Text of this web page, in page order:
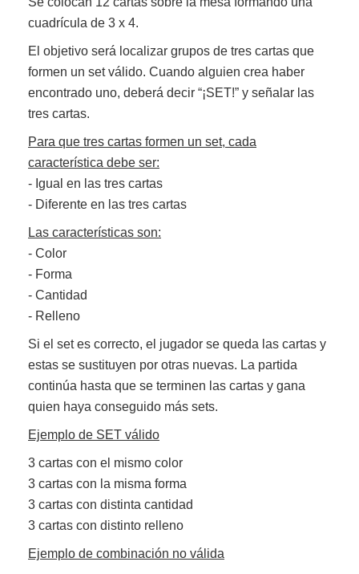
cuadrícula de 3 x 4.
El objetivo será localizar grupos de tres cartas que
formen un set válido. Cuando alguien crea haber
encontrado uno, deberá decir “¡SET!” y señalar las
tres cartas.
Para que tres cartas formen un set, cada
característica debe ser:
- Igual en las tres cartas
- Diferente en las tres cartas
Las características son:
- Color
- Forma
- Cantidad
- Relleno
Si el set es correcto, el jugador se queda las cartas y
estas se sustituyen por otras nuevas. La partida
continúa hasta que se terminen las cartas y gana
quien haya conseguido más sets.
Ejemplo de SET válido
3 cartas con el mismo color
3 cartas con la misma forma
3 cartas con distinta cantidad
3 cartas con distinto relleno
Ejemplo de combinación no válida